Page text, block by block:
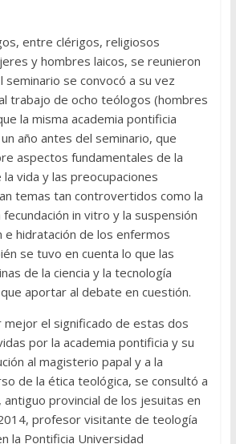
entre clérigos, religiosos
y hombres laicos, se reunieron
seminario se convocó a su vez
trabajo de ocho teólogos (hombres
la misma academia pontificia
año antes del seminario, que
aspectos fundamentales de la
vida y las preocupaciones
temas tan controvertidos como la
fecundación in vitro y la suspensión
e hidratación de los enfermos
se tuvo en cuenta lo que las
de la ciencia y la tecnología
aportar al debate en cuestión.
mejor el significado de estas dos
por la academia pontificia y su
al magisterio papal y a la
de la ética teológica, se consultó a
antiguo provincial de los jesuitas en
profesor visitante de teología
la Pontificia Universidad